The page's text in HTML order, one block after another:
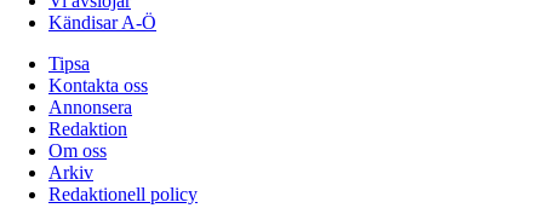
Kändisar A-Ö
Tipsa
Kontakta oss
Annonsera
Redaktion
Om oss
Arkiv
Redaktionell policy